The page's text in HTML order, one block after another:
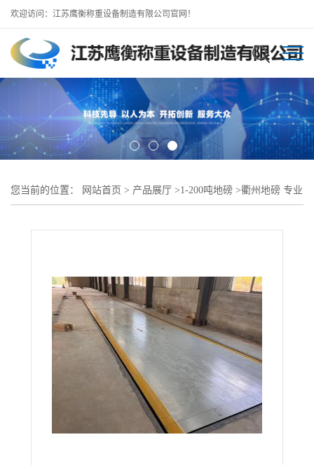
欢迎访问：江苏鹰衡称重设备制造有限公司官网！
您当前的位置： 网站首页 > 产品展厅 >1-200吨地磅 >衢州地磅 专业